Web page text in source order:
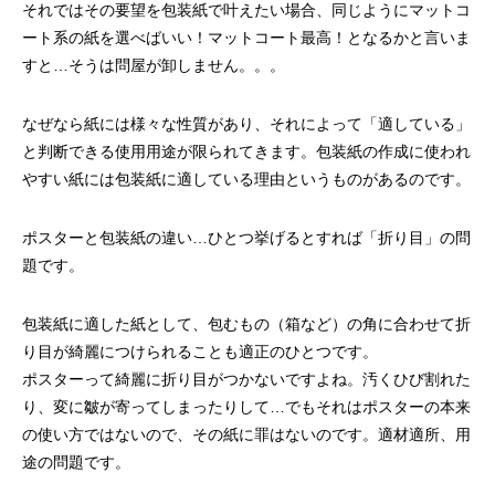
それではその要望を包装紙で叶えたい場合、同じようにマットコ
ート系の紙を選べばいい！マットコート最高！となるかと言いま
すと…そうは問屋が卸しません。。。
なぜなら紙には様々な性質があり、それによって「適している」
と判断できる使用用途が限られてきます。包装紙の作成に使われ
やすい紙には包装紙に適している理由というものがあるのです。
ポスターと包装紙の違い…ひとつ挙げるとすれば「折り目」の問
題です。
包装紙に適した紙として、包むもの（箱など）の角に合わせて折
り目が綺麗につけられることも適正のひとつです。
ポスターって綺麗に折り目がつかないですよね。汚くひび割れた
り、変に皺が寄ってしまったりして…でもそれはポスターの本来
の使い方ではないので、その紙に罪はないのです。適材適所、用
途の問題です。